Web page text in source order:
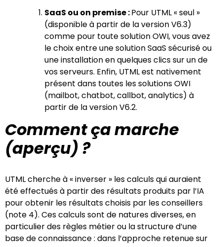
SaaS ou on premise :Pour UTML « seul »
(disponible à partir de la version V6.3)
comme pour toute solution OWI, vous avez
le choix entre une solution SaaS sécurisé ou
une installation en quelques clics sur un de
vos serveurs. Enfin, UTML est nativement
présent dans toutes les solutions OWI
(mailbot, chatbot, callbot, analytics) à
partir de la version V6.2.
Comment ça marche
(aperçu) ?
UTML cherche à « inverser » les calculs qui auraient
été effectués à partir des résultats produits par l’IA
pour obtenir les résultats choisis par les conseillers
(note 4). Ces calculs sont de natures diverses, en
particulier des règles métier ou la structure d’une
base de connaissance : dans l’approche retenue sur